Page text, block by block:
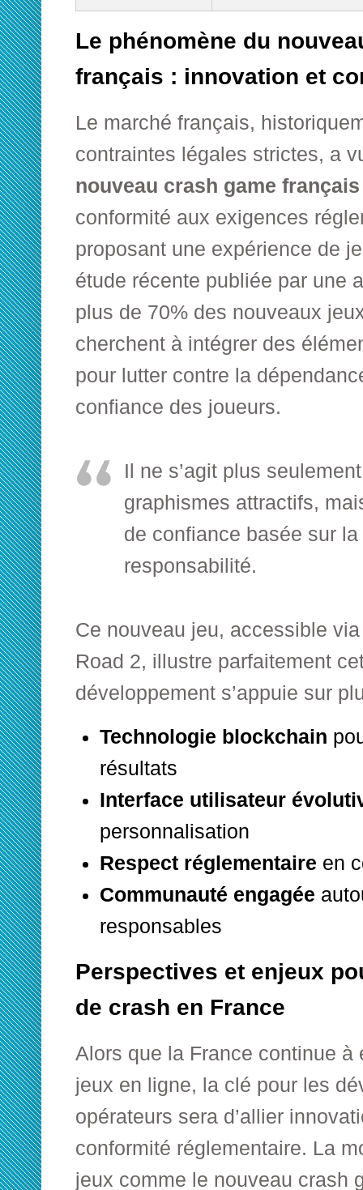
Le phénomène du
français : innovation et
Le marché français,
contraintes légales strictes, a
nouveau crash game français
conformité aux exigences
proposant une expérience de
étude récente publiée par une
plus de 70% des nouveaux
cherchent à intégrer des
pour lutter contre la
confiance des joueurs.
Il ne s’agit plus
graphismes attractifs,
de confiance basée sur
responsabilité.
Ce nouveau jeu, accessible
Road 2, illustre parfaitement
développement s’appuie sur
Technologie blockchain
résultats
Interface utilisateur
personnalisation
Respect réglementaire en
Communauté engagée
responsables
Perspectives et enjeux
de crash en France
Alors que la France continue à
jeux en ligne, la clé pour les
opérateurs sera d’allier
conformité réglementaire. La
jeux comme le nouveau crash